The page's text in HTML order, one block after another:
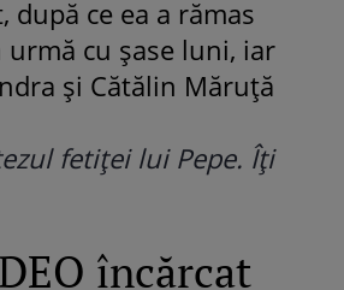
după ce ea a rămas
cu şase luni, iar
şi Cătălin Măruţă
fetiţei lui Pepe. Îţi
încărcat